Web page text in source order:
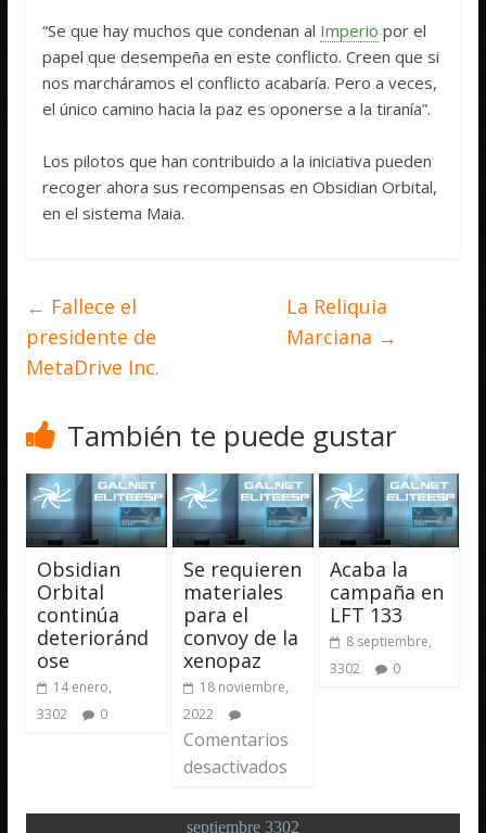
“Se que hay muchos que condenan al Imperio por el
papel que desempeña en este conflicto. Creen que si
nos marcháramos el conflicto acabaría. Pero a veces,
el único camino hacia la paz es oponerse a la tiranía”.
Los pilotos que han contribuido a la iniciativa pueden
recoger ahora sus recompensas en Obsidian Orbital,
en el sistema Maia.
← Fallece el
presidente de
MetaDrive Inc.
La Reliquia
Marciana →
También te puede gustar
Obsidian
Orbital
continúa
deterioránd
ose
14 enero,
3302
0
Se requieren
materiales
para el
convoy de la
xenopaz
18 noviembre,
2022
Comentarios
desactivados
Acaba la
campaña en
LFT 133
8 septiembre,
3302
0
septiembre 3302